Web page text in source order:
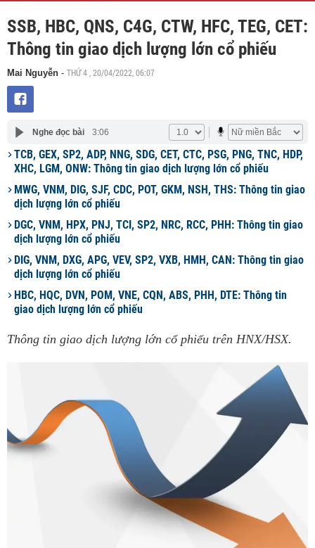
SSB, HBC, QNS, C4G, CTW, HFC, TEG, CET:
Thông tin giao dịch lượng lớn cổ phiếu
Mai Nguyễn - THỨ 4 , 20/04/2022, 06:07
Nghe đọc bài 3:06
TCB, GEX, SP2, ADP, NNG, SDG, CET, CTC, PSG, PNG, TNC, HDP,
XHC, LGM, ONW: Thông tin giao dịch lượng lớn cổ phiếu
MWG, VNM, DIG, SJF, CDC, POT, GKM, NSH, THS: Thông tin giao
dịch lượng lớn cổ phiếu
DGC, VNM, HPX, PNJ, TCI, SP2, NRC, RCC, PHH: Thông tin giao
dịch lượng lớn cổ phiếu
DIG, VNM, DXG, APG, VEV, SP2, VXB, HMH, CAN: Thông tin giao
dịch lượng lớn cổ phiếu
HBC, HQC, DVN, POM, VNE, CQN, ABS, PHH, DTE: Thông tin
giao dịch lượng lớn cổ phiếu
Thông tin giao dịch lượng lớn cổ phiếu trên HNX/HSX.